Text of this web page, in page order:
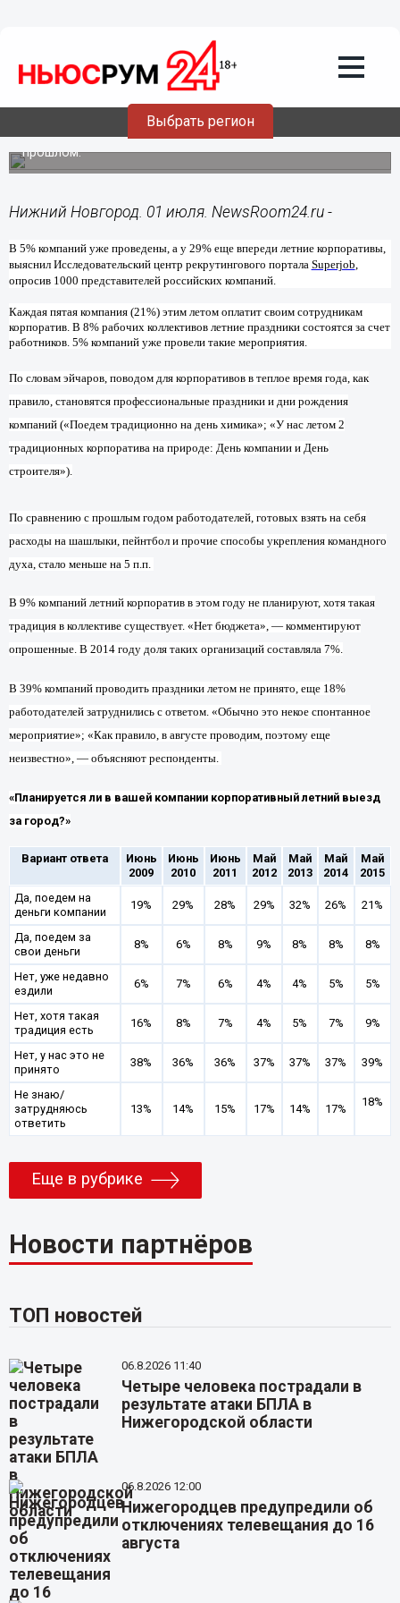
Выбрать регион
21% компаний в этом году оплатят
своим сотрудникам летний корпоратив
Работодателей, готовых взять на себя расходы на
корпоратив в этом году стало на 5% меньше, чем в
прошлом.
Нижний Новгород. 01 июля. NewsRoom24.ru -
В 5% компаний уже проведены, а у 29% еще впереди летние корпоративы,
выяснил Исследовательский центр рекрутингового портала Superjob
опросив 1000 представителей российских компаний.
Каждая пятая компания (21%) этим летом оплатит своим сотрудникам
корпоратив. В 8% рабочих коллективов летние праздники состоятся за счет
работников. 5% компаний уже провели такие мероприятия.
По словам эйчаров, поводом для корпоративов в теплое время года, как
правило, становятся профессиональные праздники и дни рождения
компаний («Поедем традиционно на день химика»; «У нас летом 2
традиционных корпоратива на природе: День компании и День
строителя»).
По сравнению с прошлым годом работодателей, готовых взять на себя
расходы на шашлыки, пейнтбол и прочие способы укрепления командного
духа, стало меньше на 5 п.п.
В 9% компаний летний корпоратив в этом году не планируют, хотя такая
традиция в коллективе существует. «Нет бюджета», — комментируют
опрошенные. В 2014 году доля таких организаций составляла 7%.
В 39% компаний проводить праздники летом не принято, еще 18%
работодателей затруднились с ответом. «Обычно это некое спонтанное
мероприятие»; «Как правило, в августе проводим, поэтому еще
неизвестно», — объясняют респонденты.
«Планируется ли в вашей компании корпоративный летний выезд
за город?»
Вариант ответа
Июнь
2009
Июнь
2010
Июнь
2011
Май
2012
Май
2013
Май
2014
Май
2015
Да, поедем на
деньги компании
19% 29% 28% 29% 32% 26% 21%
Да, поедем за
свои деньги
8% 6% 8% 9% 8% 8% 8%
Нет, уже недавно
ездили
6% 7% 6% 4% 4% 5% 5%
Нет, хотя такая
традиция есть
16% 8% 7% 4% 5% 7% 9%
Нет, у нас это не
принято
38% 36% 36% 37% 37% 37% 39%
Не знаю/
затрудняюсь
ответить
13% 14% 15% 17% 14% 17%
18%
Еще в рубрике
Новости партнёров
ТОП новостей
06.8.2026 11:40
Четыре человека пострадали в
результате атаки БПЛА в
Нижегородской области
06.8.2026 12:00
Нижегородцев предупредили об
отключениях телевещания до 16
августа